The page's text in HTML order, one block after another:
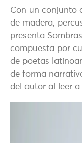
Con un conjunto
de madera,
presenta
compuesta por
de poetas
de forma
del autor al leer a